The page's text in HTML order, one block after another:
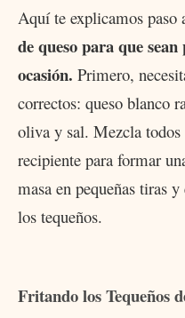
Aquí te explicamos paso
de queso para que
ocasión. Primero,
correctos: queso blanco
oliva y sal. Mezcla
recipiente para formar
masa en pequeñas tiras
los tequeños.
Fritando los Tequeños